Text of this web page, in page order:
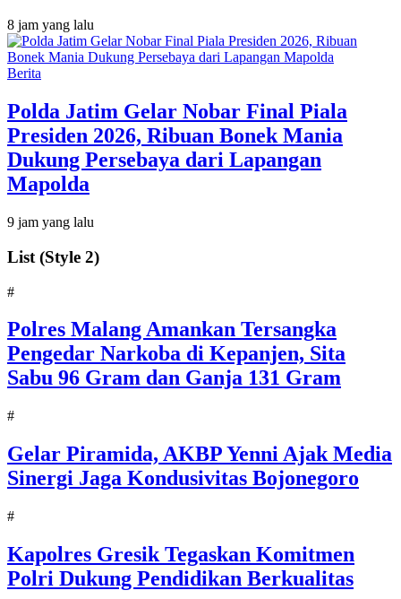
8 jam yang lalu
Berita
Polda Jatim Gelar Nobar Final Piala
Presiden 2026, Ribuan Bonek Mania
Dukung Persebaya dari Lapangan
Mapolda
9 jam yang lalu
List (Style 2)
#
Polres Malang Amankan Tersangka
Pengedar Narkoba di Kepanjen, Sita
Sabu 96 Gram dan Ganja 131 Gram
#
Gelar Piramida, AKBP Yenni Ajak Media
Sinergi Jaga Kondusivitas Bojonegoro
#
Kapolres Gresik Tegaskan Komitmen
Polri Dukung Pendidikan Berkualitas